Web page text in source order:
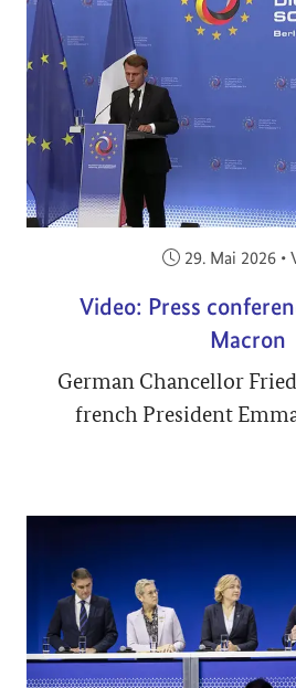
Veröffentlicht
29. Mai 2026 •
Video: Press
Macron
German Chancellor
french President